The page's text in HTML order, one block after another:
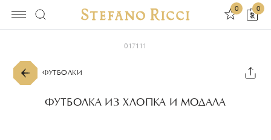
0 0
017111
ФУТБОЛКИ
ФУТБОЛКА ИЗ ХЛОПКА И МОДАЛА